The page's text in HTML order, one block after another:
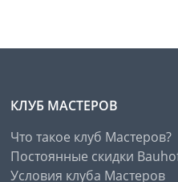
КЛУБ МАСТЕРОВ
Что такое клуб Мастеров?
Постоянные скидки
Условия клуба Мастеров